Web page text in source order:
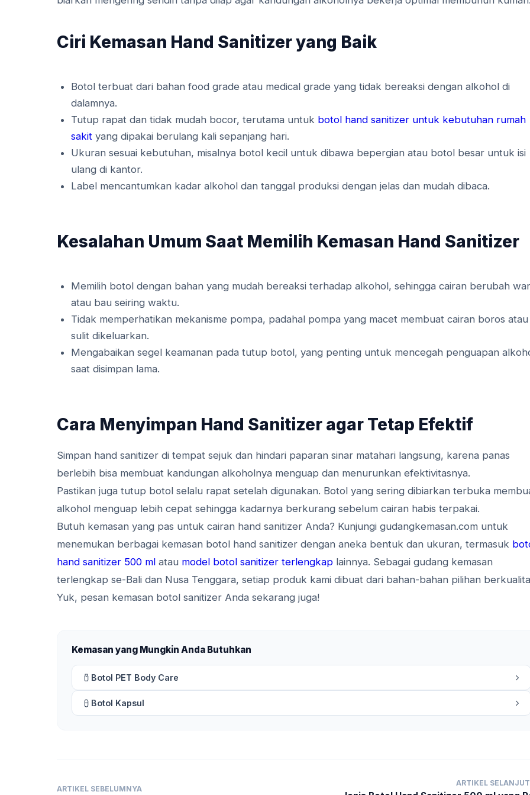
Ciri Kemasan Hand Sanitizer yang Baik
Botol terbuat dari bahan food grade atau medical grade yang tidak bereaksi dengan alkohol di
dalamnya.
Tutup rapat dan tidak mudah bocor, terutama untuk botol hand sanitizer untuk kebutuhan rumah
sakit yang dipakai berulang kali sepanjang hari.
Ukuran sesuai kebutuhan, misalnya botol kecil untuk dibawa bepergian atau botol besar untuk isi
ulang di kantor.
Label mencantumkan kadar alkohol dan tanggal produksi dengan jelas dan mudah dibaca.
Kesalahan Umum Saat Memilih Kemasan Hand Sanitizer
Memilih botol dengan bahan yang mudah bereaksi terhadap alkohol, sehingga cairan berubah
atau bau seiring waktu.
Tidak memperhatikan mekanisme pompa, padahal pompa yang macet membuat cairan boros atau
sulit dikeluarkan.
Mengabaikan segel keamanan pada tutup botol, yang penting untuk mencegah penguapan
saat disimpan lama.
Cara Menyimpan Hand Sanitizer agar Tetap Efektif
Simpan hand sanitizer di tempat sejuk dan hindari paparan sinar matahari langsung, karena panas
berlebih bisa membuat kandungan alkoholnya menguap dan menurunkan efektivitasnya.
Pastikan juga tutup botol selalu rapat setelah digunakan. Botol yang sering dibiarkan terbuka
alkohol menguap lebih cepat sehingga kadarnya berkurang sebelum cairan habis terpakai.
Butuh kemasan yang pas untuk cairan hand sanitizer Anda? Kunjungi gudangkemasan.com untuk
menemukan berbagai kemasan botol hand sanitizer dengan aneka bentuk dan ukuran, termasuk
hand sanitizer 500 ml atau model botol sanitizer terlengkap lainnya. Sebagai gudang kemasan
terlengkap se-Bali dan Nusa Tenggara, setiap produk kami dibuat dari bahan-bahan pilihan
Yuk, pesan kemasan botol sanitizer Anda sekarang juga!
Kemasan yang Mungkin Anda Butuhkan
Botol PET Body Care
Botol Kapsul
ARTIKEL SEBELUMNYA
ARTIKEL